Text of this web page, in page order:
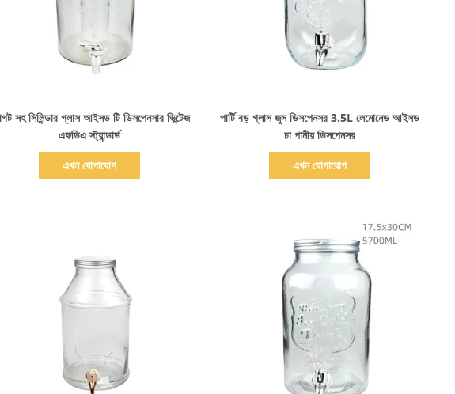
সহ সিলিন্ডার গ্লাস আইসড টি ডিসপেনসার ভিন্টেজ
এফডিএ স্ট্যান্ডার্ড
এখন যোগাযোগ
পার্টি বড় গ্লাস জুস ডিসপেনসর 3.5L লেমোনেড আইসড
চা পানীয় ডিসপেনসর
এখন যোগাযোগ